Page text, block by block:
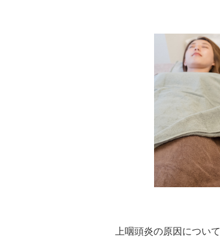
上咽頭炎の原因につい